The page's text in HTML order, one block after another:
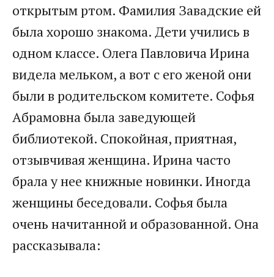
открытым ртом. Фамилия Завадские ей
была хорошо знакома. Дети учились в
одном классе. Олега Павловича Ирина
видела мельком, а вот с его женой они
были в родительском комитете. Софья
Абрамовна была заведующей
библиотекой. Спокойная, приятная,
отзывчивая женщина. Ирина часто
брала у нее книжные новинки. Иногда
женщины беседовали. Софья была
очень начитанной и образованной. Она
рассказывала: